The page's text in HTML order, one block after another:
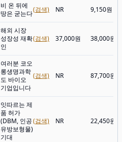
비 온 뒤에
땅은 굳는다(검색) NR 9,150원
해외 시장
성장성 재확
인
(검색) 37,000원 38,000원
여러분 코오
롱생명과학
도 바이오
기업입니다
(검색) NR 87,700원
잇따르는 제
품 허가
(DBM, 인공
유방보형물)
기대
(검색) NR 22,450원